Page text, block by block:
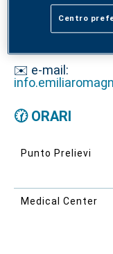
CONTATTI
✉️ e-mail:
🕜 ORARI
Punto Prelievi
Medical Center
Centro